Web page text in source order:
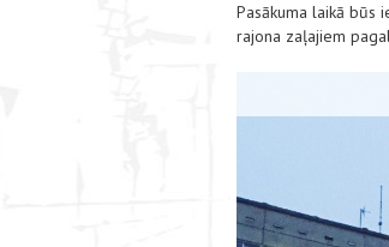
Pasākuma laikā būs
rajona zaļajiem